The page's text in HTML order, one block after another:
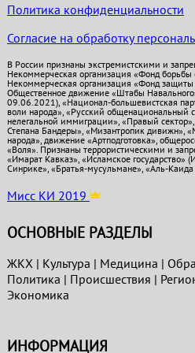
Политика конфиденциальности
Согласие на обработку
В России признаны экстремистскими и
Некоммерческая организация «Фонд борьбы
Некоммерческая организация «Фонд защиты
Общественное движение «Штабы
09.06.2021), «Национал-большевистская
воли народа», «Русский общенациональный
нелегальной иммиграции», «Правый
Степана Бандеры», «Мизантропик дивижн»,
народа», движение «Артподготовка»,
«Воля». Признаны террористическими и
«Имарат Кавказ», «Исламское
Синрике», «Братья-мусульмане», «Аль-Каида
Мисс КИ 2019
ОСНОВНЫЕ РАЗДЕЛЫ
ЖКХ | Культура | Медицина |
Политика | Проиcшествия |
Экономика
ИНФОРМАЦИЯ